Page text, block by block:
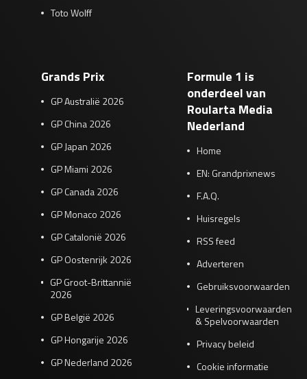
Toto Wolff
Grands Prix
GP Australië 2026
GP China 2026
GP Japan 2026
GP Miami 2026
GP Canada 2026
GP Monaco 2026
GP Catalonië 2026
GP Oostenrijk 2026
GP Groot-Brittannië
2026
GP België 2026
GP Hongarije 2026
GP Nederland 2026
Formule 1 is
onderdeel van
Roularta Media
Nederland
Home
EN: Grandprixnews
F.A.Q.
Huisregels
RSS feed
Adverteren
Gebruiksvoorwaarden
Leveringsvoorwaarden
& Spelvoorwaarden
Privacy beleid
Cookie informatie